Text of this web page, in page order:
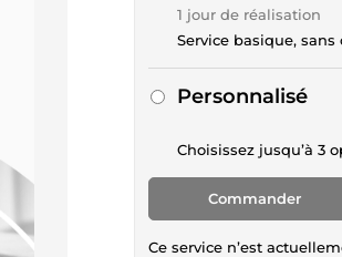
1 jour de réalisation
Service basique, sans
Personnalisé
Choisissez jusqu’à 3
Commander
Ce service n’est